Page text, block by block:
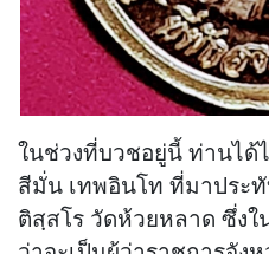
ในช่วงที่บวชอยู่นี้ ท่านได้
สีมั่น เทพอินโท ที่มาประ
ติสฺสโร วัดห้วยหลาด ซึ่ง